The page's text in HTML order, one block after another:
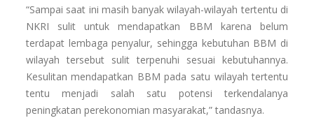
“Sampai saat ini masih banyak wilayah-wilayah tertentu di
NKRI sulit untuk mendapatkan BBM karena belum
terdapat lembaga penyalur, sehingga kebutuhan BBM di
wilayah tersebut sulit terpenuhi sesuai kebutuhannya.
Kesulitan mendapatkan BBM pada satu wilayah tertentu
tentu menjadi salah satu potensi terkendalanya
peningkatan perekonomian masyarakat,” tandasnya.